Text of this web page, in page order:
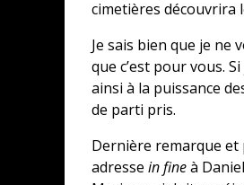
cimetières découvrira
Je sais bien que je ne
que c’est pour vous.
ainsi à la puissance
de parti pris.
Dernière remarque et
adresse in fineà
CONCOURS
COPIE DU